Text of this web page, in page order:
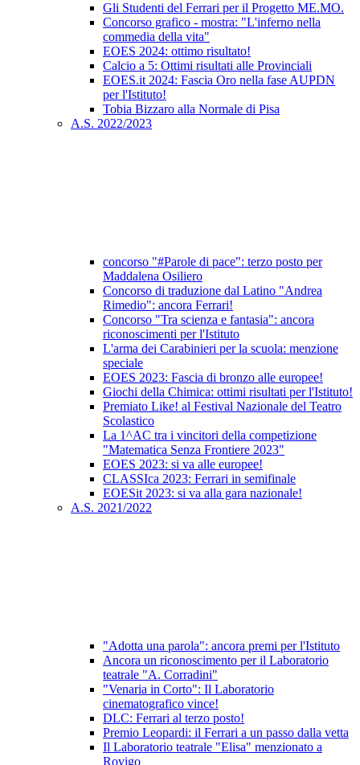
Gli Studenti del Ferrari per il Progetto ME.MO.
Concorso grafico - mostra: "L'inferno nella
commedia della vita"
EOES 2024: ottimo risultato!
Calcio a 5: Ottimi risultati alle Provinciali
EOES.it 2024: Fascia Oro nella fase AUPDN
per l'Istituto!
Tobia Bizzaro alla Normale di Pisa
A.S. 2022/2023
concorso "#Parole di pace": terzo posto per
Maddalena Osiliero
Concorso di traduzione dal Latino "Andrea
Rimedio": ancora Ferrari!
Concorso "Tra scienza e fantasia": ancora
riconoscimenti per l'Istituto
L'arma dei Carabinieri per la scuola: menzione
speciale
EOES 2023: Fascia di bronzo alle europee!
Giochi della Chimica: ottimi risultati per l'Istituto!
Premiato Like! al Festival Nazionale del Teatro
Scolastico
La 1^AC tra i vincitori della competizione
"Matematica Senza Frontiere 2023"
EOES 2023: si va alle europee!
CLASSIca 2023: Ferrari in semifinale
EOESit 2023: si va alla gara nazionale!
A.S. 2021/2022
"Adotta una parola": ancora premi per l'Istituto
Ancora un riconoscimento per il Laboratorio
teatrale "A. Corradini"
"Venaria in Corto": Il Laboratorio
cinematografico vince!
DLC: Ferrari al terzo posto!
Premio Leopardi: il Ferrari a un passo dalla vetta
Il Laboratorio teatrale "Elisa" menzionato a
Rovigo